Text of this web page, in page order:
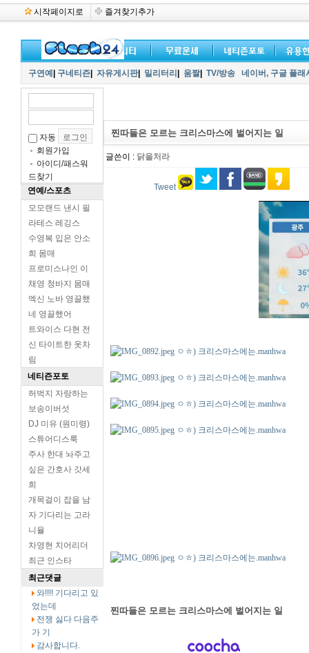
시작페이지로 즐겨찾기추가
구연예 구네티즌 자유게시판| 밀리터리 움짤| TV/방송 네이버, 구글 플
자동
회원가입
아이디/패스워
드찾기
연예/스포츠
모모랜드 낸시 필
라테스 레깅스
수영복 입은 안소
희 몸매
프로미스나인 이
채영 청바지 몸매
엑신 노바 영끌했
네 영끌했어
트와이스 다현 전
신 타이트한 옷차
림
네티즌포토
허벅지 자랑하는
보송이버섯
DJ 미유 (원미령)
스튜어디스룩
주사 한대 놔주고
싶은 간호사 갓세
희
개목걸이 잡을 남
자 기다리는 고라
니율
차영현 치어리더
최근 인스타
최근댓글
와!!!! 기다리고 있
었는데
전쟁 싫다 다음주
가 기
감사합니다.
찐따들은 모르는 크리스마스에 벌어지는 일
글쓴이 : 닭을처라
Tweet
찐따들은 모르는 크리스마스에 벌어지는 일